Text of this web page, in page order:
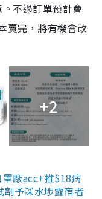
不過訂單預計會
賣完，將有機會改
+2
廠acc+推$18病
予深水埗露宿者